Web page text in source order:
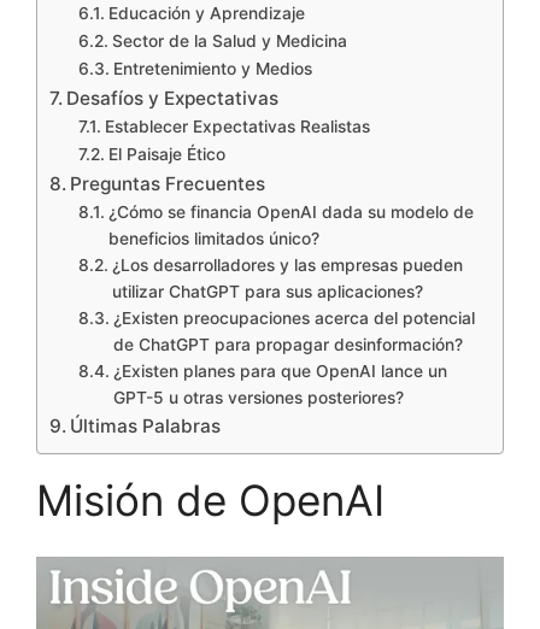
Educación y Aprendizaje
Sector de la Salud y Medicina
Entretenimiento y Medios
Desafíos y Expectativas
Establecer Expectativas Realistas
El Paisaje Ético
Preguntas Frecuentes
¿Cómo se financia OpenAI dada su modelo de
beneficios limitados único?
¿Los desarrolladores y las empresas pueden
utilizar ChatGPT para sus aplicaciones?
¿Existen preocupaciones acerca del potencial
de ChatGPT para propagar desinformación?
¿Existen planes para que OpenAI lance un
GPT-5 u otras versiones posteriores?
Últimas Palabras
Misión de OpenAI